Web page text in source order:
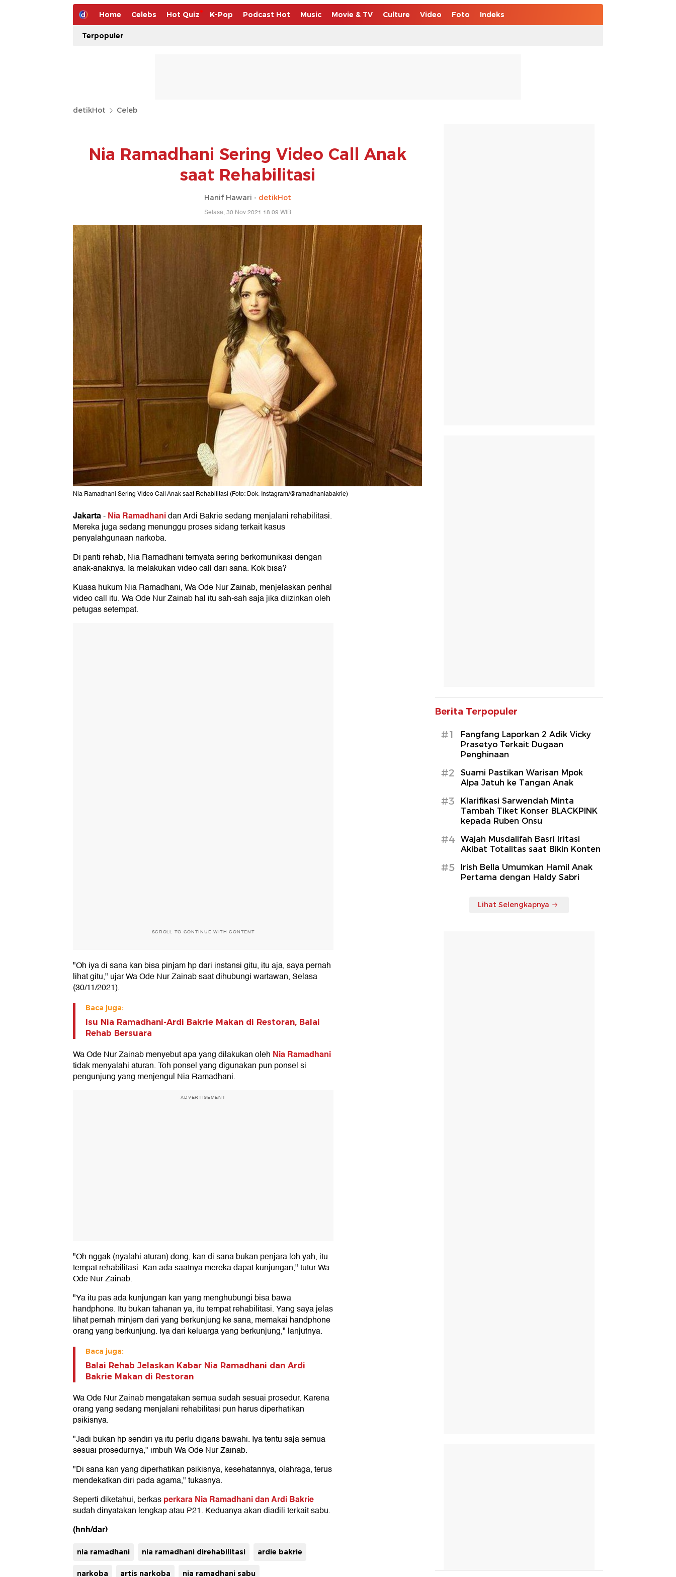
Home Celebs Hot Quiz K-Pop Podcast Hot Music Movie & TV Culture Video Foto Indeks
Terpopuler
detikHot Celeb
Nia Ramadhani Sering Video Call Anak
saat Rehabilitasi
Hanif Hawari - detikHot
Selasa, 30 Nov 2021 18:09 WIB
Nia Ramadhani Sering Video Call Anak saat Rehabilitasi (Foto: Dok. Instagram/@ramadhaniabakrie)
Jakarta-Nia Ramadhanidan Ardi Bakrie sedang menjalani rehabilitasi.
Mereka juga sedang menunggu proses sidang terkait kasus
penyalahgunaan narkoba.
Di panti rehab, Nia Ramadhani ternyata sering berkomunikasi dengan
anak-anaknya. Ia melakukan video call dari sana. Kok bisa?
Kuasa hukum Nia Ramadhani, Wa Ode Nur Zainab, menjelaskan perihal
video call itu. Wa Ode Nur Zainab hal itu sah-sah saja jika diizinkan oleh
petugas setempat.
SCROLL TO CONTINUE WITH CONTENT
"Oh iya di sana kan bisa pinjam hp dari instansi gitu, itu aja, saya pernah
lihat gitu," ujar Wa Ode Nur Zainab saat dihubungi wartawan, Selasa
(30/11/2021).
Baca juga:
Isu Nia Ramadhani-Ardi Bakrie Makan di Restoran, Balai
Rehab Bersuara
Wa Ode Nur Zainab menyebut apa yang dilakukan oleh Nia Ramadhani
tidak menyalahi aturan. Toh ponsel yang digunakan pun ponsel si
pengunjung yang menjengul Nia Ramadhani.
ADVERTISEMENT
"Oh nggak (nyalahi aturan) dong, kan di sana bukan penjara loh yah, itu
tempat rehabilitasi. Kan ada saatnya mereka dapat kunjungan," tutur Wa
Ode Nur Zainab.
"Ya itu pas ada kunjungan kan yang menghubungi bisa bawa
handphone. Itu bukan tahanan ya, itu tempat rehabilitasi. Yang saya jelas
lihat pernah minjem dari yang berkunjung ke sana, memakai handphone
orang yang berkunjung. Iya dari keluarga yang berkunjung," lanjutnya.
Baca juga:
Balai Rehab Jelaskan Kabar Nia Ramadhani dan Ardi
Bakrie Makan di Restoran
Wa Ode Nur Zainab mengatakan semua sudah sesuai prosedur. Karena
orang yang sedang menjalani rehabilitasi pun harus diperhatikan
psikisnya.
"Jadi bukan hp sendiri ya itu perlu digaris bawahi. Iya tentu saja semua
sesuai prosedurnya," imbuh Wa Ode Nur Zainab.
"Di sana kan yang diperhatikan psikisnya, kesehatannya, olahraga, terus
mendekatkan diri pada agama," tukasnya.
Seperti diketahui, berkasperkara Nia Ramadhani dan Ardi Bakrie
sudah dinyatakan lengkap atau P21. Keduanya akan diadili terkait sabu.
(hnh/dar)
nia ramadhani nia ramadhani direhabilitasi ardie bakrie
narkoba artis narkoba nia ramadhani sabu
Berita Terpopuler
#1
Fangfang Laporkan 2 Adik Vicky
Prasetyo Terkait Dugaan
Penghinaan
#2
Suami Pastikan Warisan Mpok
Alpa Jatuh ke Tangan Anak
#3
Klarifikasi Sarwendah Minta
Tambah Tiket Konser BLACKPINK
kepada Ruben Onsu
#4
Wajah Musdalifah Basri Iritasi
Akibat Totalitas saat Bikin Konten
#5
Irish Bella Umumkan Hamil Anak
Pertama dengan Haldy Sabri
Lihat Selengkapnya